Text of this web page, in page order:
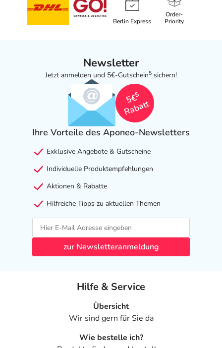
Berlin Express
Order-
Priority
Newsletter
Jetzt anmelden und 5€-Gutschein5 sichern!
5€
5
Rabatt
Ihre Vorteile des Aponeo-Newsletters
Exklusive Angebote & Gutscheine
Individuelle Produktempfehlungen
Aktionen & Rabatte
Hilfreiche Tipps zu aktuellen Themen
zur Newsletteranmeldung
Hilfe & Service
Übersicht
Wir sind gern für Sie da
Wie bestelle ich?